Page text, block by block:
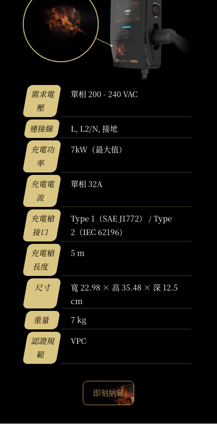
需求電
壓
單相 200 - 240 VAC
連接線
L, L2/N, 接地
充電功
率
7kW（最大值）
充電電
流
單相 32A
充電槍
接口
Type 1（SAE J1772） / Type
2（IEC 62196）
充電槍
長度
5 m
尺寸
寬 22.98 × 高 35.48 × 深 12.5
cm
重量
7 kg
認證規
範
VPC
即刻納藏